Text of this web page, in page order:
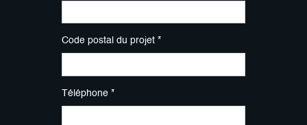
Code postal du projet *
Téléphone *